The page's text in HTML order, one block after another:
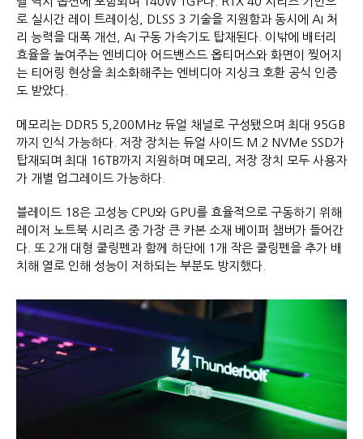
로 실시간 레이 트레이싱, DLSS 3 기술을 지원함과 동시에 AI 처
리 능력을 대폭 개선, AI 구동 가속기도 탑재된다. 이밖에 배터리
효율을 높여주는 엔비디아 어드밴스드 옵티머스와 화면이 찢어지
는 티어링 현상을 최소화해주는 엔비디아 지싱크 호환 공식 인증
도 받았다.
메모리는 DDR5 5,200MHz 듀얼 채널로 구성됐으며 최대 95GB
까지 인식 가능하다. 저장 장치는 듀얼 사이드 M.2 NVMe SSD가
탑재되며 최대 16TB까지 지원하며 메모리, 저장 장치 모두 사용자
가 개별 업그레이드 가능하다.
블레이드 18은 고성능 CPU와 GPU를 효율적으로 구동하기 위해
레이저 노트북 시리즈 중 가장 큰 카본 소재 베이퍼 챔버가 들어간
다. 또 2개 대형 쿨링펜과 함께 하단에 1개 작은 쿨링펜을 추가 배
치해 열로 인해 성능이 저하되는 부분도 방지했다.